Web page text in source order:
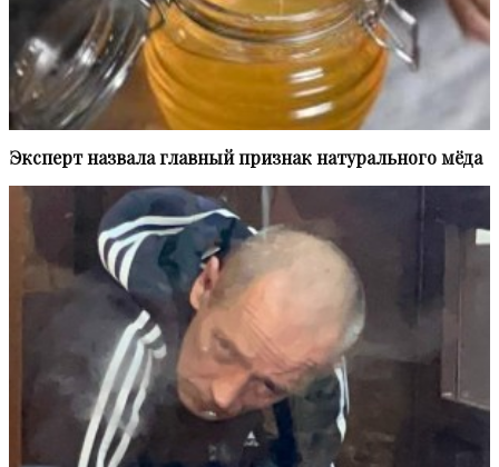
Эксперт назвала главный признак натурального мёда